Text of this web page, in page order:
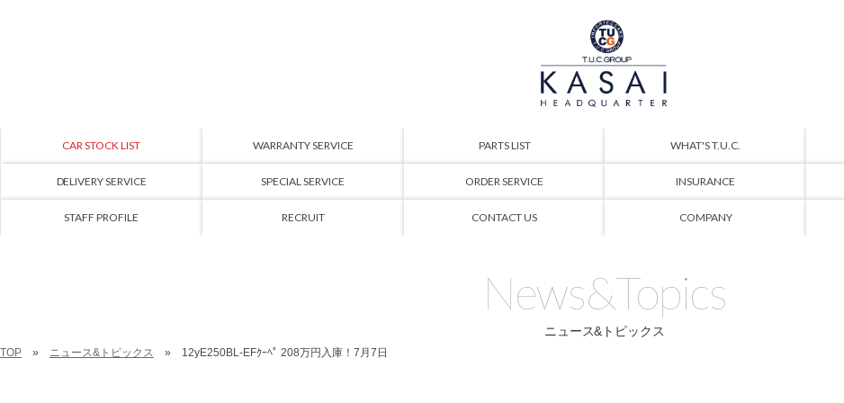
CAR STOCK LIST WARRANTY SERVICE PARTS LIST WHAT'S T.U.C.
DELIVERY SERVICE SPECIAL SERVICE ORDER SERVICE INSURANCE
STAFF PROFILE RECRUIT CONTACT US COMPANY
News&Topics
ニュース&トピックス
TOP ニュース&トピックス 12yE250BL-EFｸｰﾍﾟ 208万円入庫！7月7日